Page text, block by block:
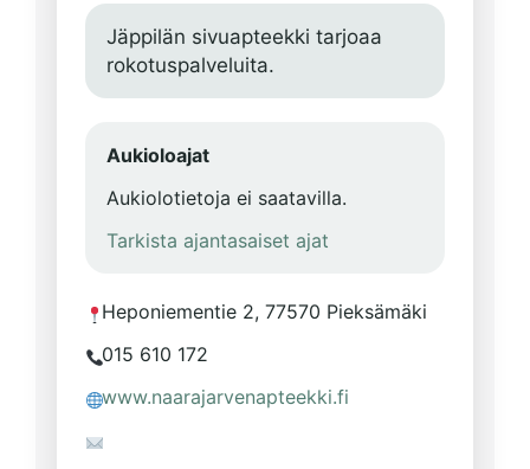
Jäppilän sivuapteekki tarjoaa
rokotuspalveluita.
Aukioloajat
Aukiolotietoja ei saatavilla.
Tarkista ajantasaiset ajat
Heponiementie 2, 77570 Pieksämäki
015 610 172
www.naarajarvenapteekki.fi